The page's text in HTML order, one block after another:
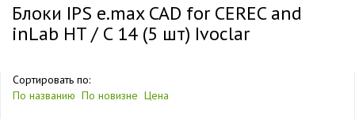
Блоки IPS e.max CAD for CEREC and
inLab HT / C 14 (5 шт) Ivoclar
Сортировать по:
По названию По новизне Цена